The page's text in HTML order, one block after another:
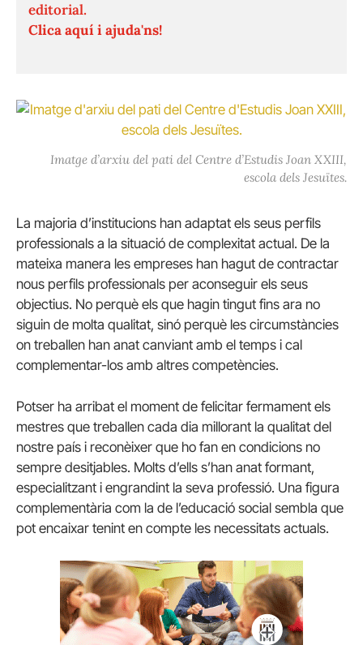
editorial.
Clica aquí i ajuda'ns!
Imatge d’arxiu del pati del Centre d’Estudis Joan XXIII,
escola dels Jesuïtes.
La majoria d’institucions han adaptat els seus perfils
professionals a la situació de complexitat actual. De la
mateixa manera les empreses han hagut de contractar
nous perfils professionals per aconseguir els seus
objectius. No perquè els que hagin tingut fins ara no
siguin de molta qualitat, sinó perquè les circumstàncies
on treballen han anat canviant amb el temps i cal
complementar-los amb altres competències.
Potser ha arribat el moment de felicitar fermament els
mestres que treballen cada dia millorant la qualitat del
nostre país i reconèixer que ho fan en condicions no
sempre desitjables. Molts d’ells s’han anat formant,
especialitzant i engrandint la seva professió. Una figura
complementària com la de l’educació social sembla que
pot encaixar tenint en compte les necessitats actuals.